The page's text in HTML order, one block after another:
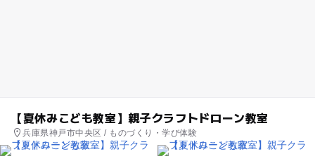
【夏休みこども教室】親子クラフトドローン教室
兵庫県神戸市中央区 / ものづくり・学び体験